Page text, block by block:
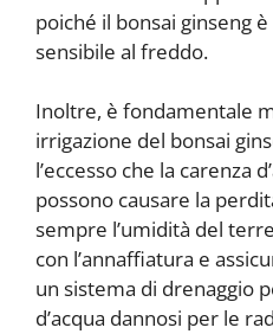
poiché il bonsai ginseng
sensibile al freddo.
Inoltre, è fondamentale
irrigazione del bonsai
l’eccesso che la carenza
possono causare la
sempre l’umidità del
con l’annaffiatura e
un sistema di drenaggio
d’acqua dannosi per le